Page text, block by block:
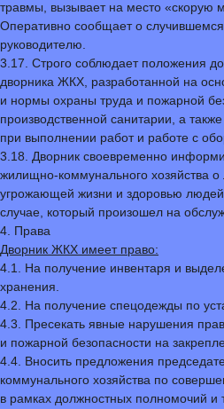
травмы, вызывает на место «скорую
Оперативно сообщает о
руководителю.
3.17. Строго соблюдает положения
дворника ЖКХ, разработанной на
и нормы охраны труда и пожарной
производственной санитарии, а
при выполнении работ и работе с
3.18. Дворник своевременно
жилищно-коммунального хозяйства о
угрожающей жизни и здоровью
случае, который произошел на
4. Права
Дворник ЖКХ имеет право:
4.1. На получение инвентаря и
хранения.
4.2. На получение спецодежды по
4.3. Пресекать явные нарушения
и пожарной безопасности на
4.4. Вносить предложения
коммунального хозяйства по
в рамках должностных полномочий и